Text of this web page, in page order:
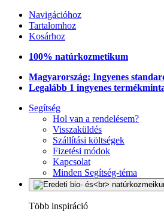
Navigációhoz
Tartalomhoz
Kosárhoz
100% natúrkozmetikum
Magyarország: Ingyenes
Legalább 1 ingyenes
Segítség
Hol van a rendelésem?
Visszaküldés
Szállítási költségek
Fizetési módok
Kapcsolat
Minden Segítség-téma
Több inspiráció